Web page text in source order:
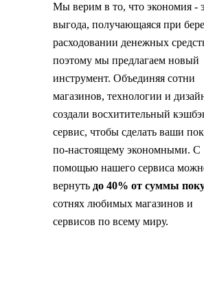
Мы верим в то, что экономия -
выгода, получающаяся при
расходовании денежных
поэтому мы предлагаем новый
инструмент. Объединяя сотни
магазинов, технологии и
создали восхитительный
сервис, чтобы сделать ваши
по-настоящему экономными. С
помощью нашего сервиса
вернуть до 40% от суммы
сотнях любимых магазинов и
сервисов по всему миру.